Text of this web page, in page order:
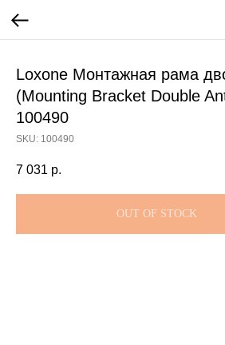
Loxone Монтажная рама
(Mounting Bracket Double
100490
SKU: 100490
7 031 р.
OUT OF STOCK